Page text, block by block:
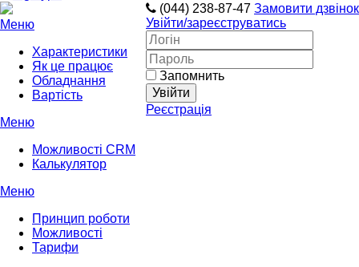
(044) 238-87-47 Замовити дзвінок
Увійти/зареєструватись
Запомнить
Реєстрація
Меню
Характеристики
Як це працює
Обладнання
Вартість
Меню
Можливості CRM
Калькулятор
Меню
Принцип роботи
Можливості
Тарифи